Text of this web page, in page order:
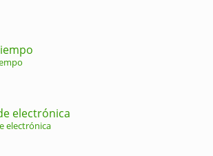
electrónica
electrónica